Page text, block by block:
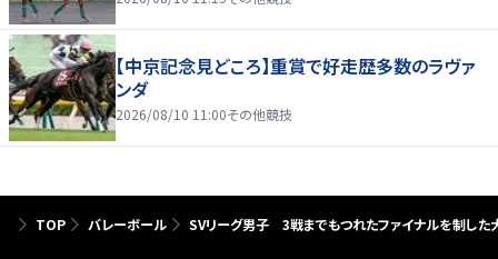
【中京記念見どころ】重賞で好走歴多数のラヴァ
ンダ
2026/08/10 11:00その他競技
TOP バレーボール SVリーグ男子 3戦までもつれたファイナルを制した